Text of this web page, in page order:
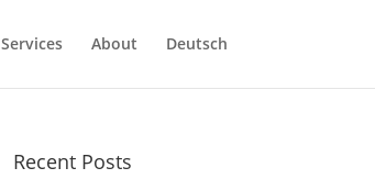
Services About Deutsch
Recent Posts